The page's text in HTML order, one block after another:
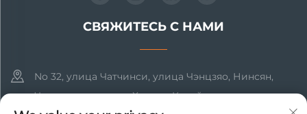
СВЯЖИТЕСЬ С НАМИ
No 32, улица Чатчинси, улица Чэнцзяо, Нинсян,
Чанша, провинция Хунань, Китай